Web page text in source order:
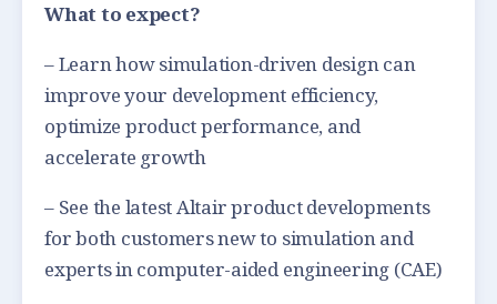
What to expect?
– Learn how simulation-driven design can
improve your development efficiency,
optimize product performance, and
accelerate growth
– See the latest Altair product developments
for both customers new to simulation and
experts in computer-aided engineering (CAE)